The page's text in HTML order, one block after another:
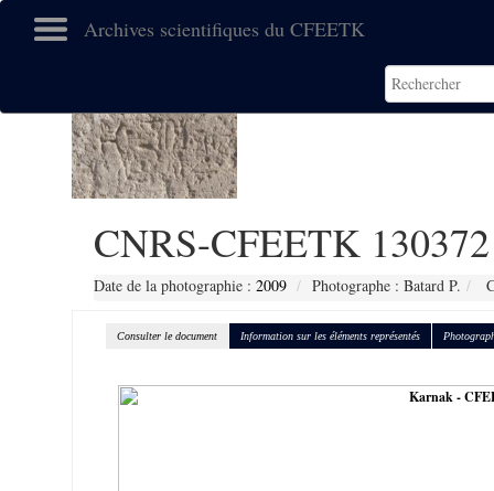
Archives scientifiques du CFEETK
CNRS-CFEETK 130372
Date de la photographie : 2009 Photographe : Batard P.
Consulter le document Information sur les éléments représentés